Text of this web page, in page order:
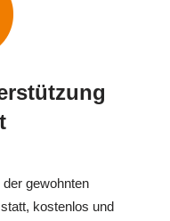
gewohnten
kostenlos und